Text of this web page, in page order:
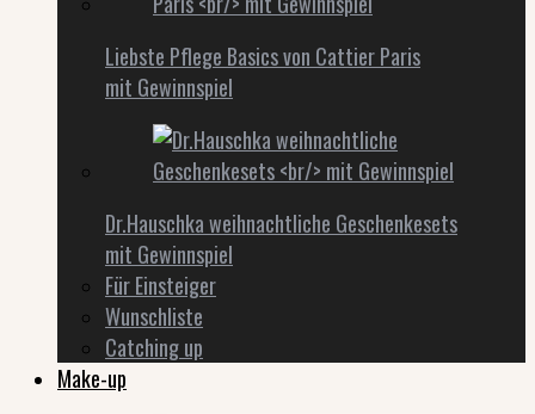
Liebste Pflege Basics von Cattier Paris
mit Gewinnspiel
Dr.Hauschka weihnachtliche Geschenkesets
mit Gewinnspiel
Für Einsteiger
Wunschliste
Catching up
Make-up